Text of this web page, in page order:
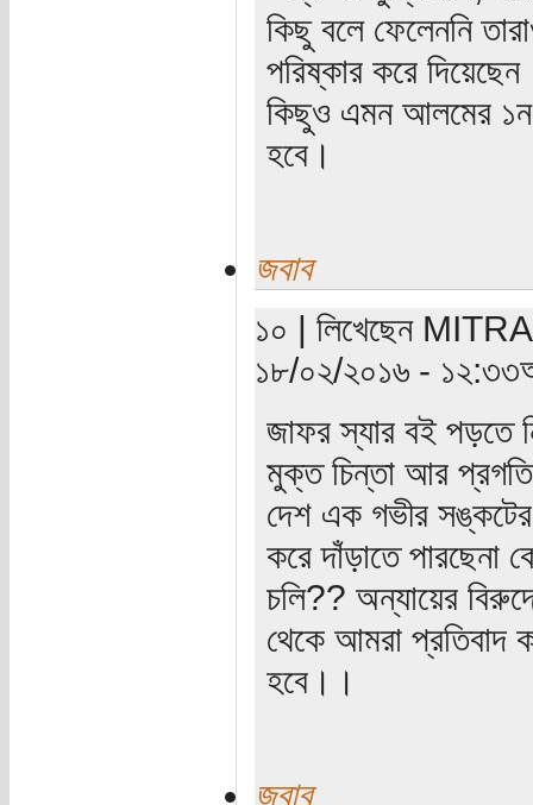
কিছু বলে ফেলেননি
পরিষ্কার করে
কিছুও এমন আলমের ১নং
হবে।
জবাব
১০ | লিখেছেন
১৮/০২/২০১৬ -
জাফর স্যার বই পড়তে
মুক্ত চিন্তা আর
দেশ এক গভীর
করে দাঁড়াতে
চলি?? অন্যায়ের
থেকে আমরা প্রতিবাদ
হবে।।
জবাব